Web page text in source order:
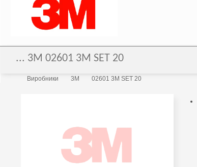
... 3M 02601 3M SET 20
Виробники 3M 02601 3M SET 20